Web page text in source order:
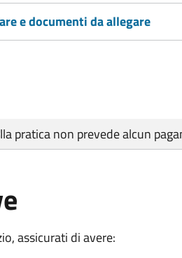
e documenti da allegare
pratica non prevede alcun
assicurati di avere: